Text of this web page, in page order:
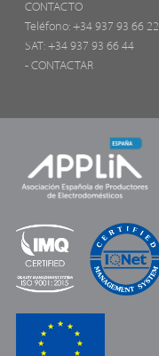
CONTACTO
Teléfono: +34 937 93 66 22
SAT: +34 937 93 66 44
- CONTACTAR